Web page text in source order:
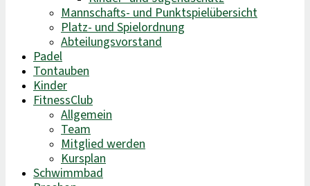
Mannschafts- und Punktspielübersicht
Platz- und Spielordnung
Abteilungsvorstand
Padel
Tontauben
Kinder
FitnessClub
Allgemein
Team
Mitglied werden
Kursplan
Schwimmbad